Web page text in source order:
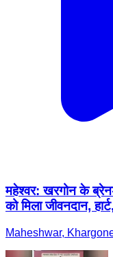
महेश्वर: खरगोन के
को मिला जीवनदान,
Maheshwar,